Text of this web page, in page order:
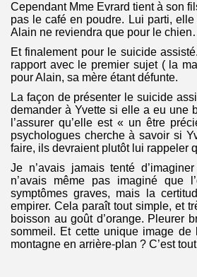
Cependant Mme Evrard tient à son
pas le café en poudre. Lui parti,
Alain ne reviendra que pour le
Et finalement pour le suicide
rapport avec le premier sujet ( la
pour Alain, sa mère étant défunte.
La façon de présenter le suicide
demander à Yvette si elle a eu une
l’assurer qu’elle est « un être
psychologues cherche à savoir si
faire, ils devraient plutôt lui rappeler
Je n’avais jamais tenté
n’avais même pas imaginé que
symptômes graves, mais la
empirer. Cela paraît tout simple, et
boisson au goût d’orange. Pleurer
sommeil. Et cette unique image
montagne en arrière-plan ? C’est